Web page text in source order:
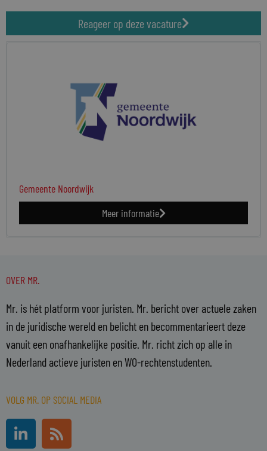
Reageer op deze vacature
Gemeente Noordwijk
Meer informatie
OVER MR.
Mr. is hét platform voor juristen. Mr. bericht over actuele zaken
in de juridische wereld en belicht en becommentarieert deze
vanuit een onafhankelijke positie. Mr. richt zich op alle in
Nederland actieve juristen en WO-rechtenstudenten.
VOLG MR. OP SOCIAL MEDIA
i
R
s